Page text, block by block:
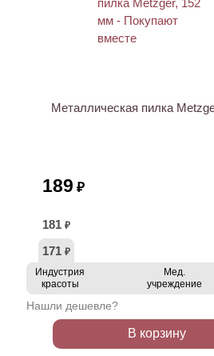
Металлическая пилка
189 ₽
181 ₽
171 ₽
Индустрия
красоты
Мед.
учреждение
Нашли дешевле?
В корзину